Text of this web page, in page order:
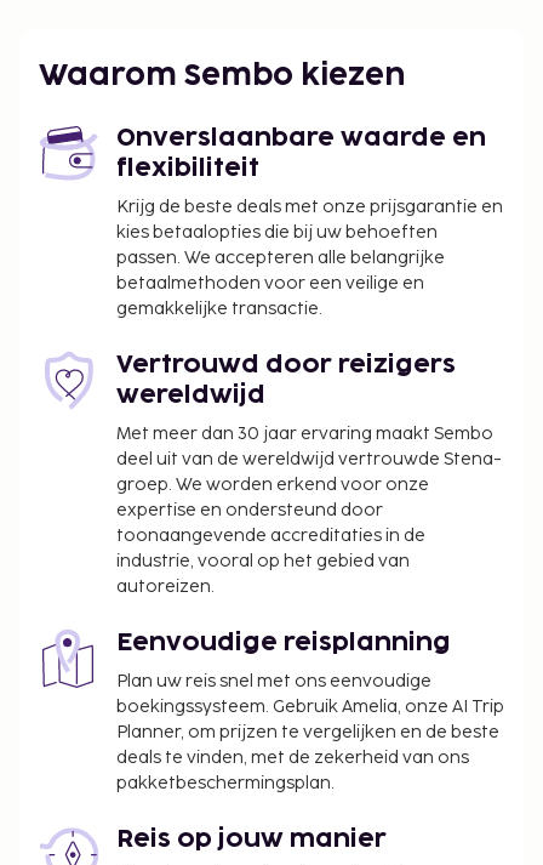
Waarom Sembo kiezen
Onverslaanbare waarde en
flexibiliteit
Krijg de beste deals met onze prijsgarantie en
kies betaalopties die bij uw behoeften
passen. We accepteren alle belangrijke
betaalmethoden voor een veilige en
gemakkelijke transactie.
Vertrouwd door reizigers
wereldwijd
Met meer dan 30 jaar ervaring maakt Sembo
deel uit van de wereldwijd vertrouwde Stena-
groep. We worden erkend voor onze
expertise en ondersteund door
toonaangevende accreditaties in de
industrie, vooral op het gebied van
autoreizen.
Eenvoudige reisplanning
Plan uw reis snel met ons eenvoudige
boekingssysteem. Gebruik Amelia, onze AI Trip
Planner, om prijzen te vergelijken en de beste
deals te vinden, met de zekerheid van ons
pakketbeschermingsplan.
Reis op jouw manier